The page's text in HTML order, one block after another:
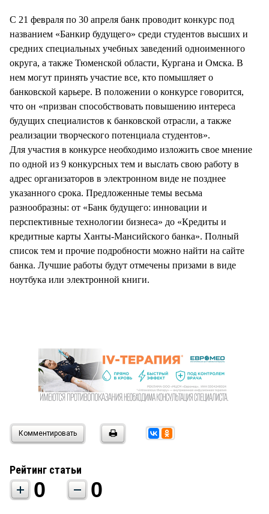
С 21 февраля по 30 апреля банк проводит конкурс под
названием «Банкир будущего» среди студентов высших и
средних специальных учебных заведений одноименного
округа, а также Тюменской области, Кургана и Омска. В
нем могут принять участие все, кто помышляет о
банковской карьере. В положении о конкурсе говорится,
что он «призван способствовать повышению интереса
будущих специалистов к банковской отрасли, а также
реализации творческого потенциала студентов».
Для участия в конкурсе необходимо изложить свое мнение
по одной из 9 конкурсных тем и выслать свою работу в
адрес организаторов в электронном виде не позднее
указанного срока. Предложенные темы весьма
разнообразны: от «Банк будущего: инновации и
перспективные технологии бизнеса» до «Кредиты и
кредитные карты Ханты-Мансийского банка». Полный
список тем и прочие подробности можно найти на сайте
банка. Лучшие работы будут отмечены призами в виде
ноутбука или электронной книги.
Комментировать
Рейтинг статьи
0 0